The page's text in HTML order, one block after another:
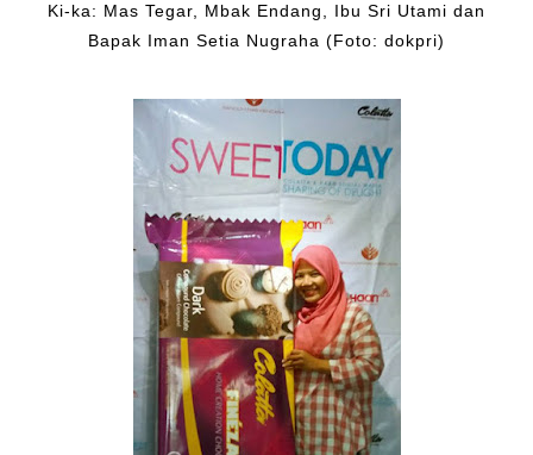
Ki-ka: Mas Tegar, Mbak Endang, Ibu Sri Utami dan
Bapak Iman Setia Nugraha (Foto: dokpri)